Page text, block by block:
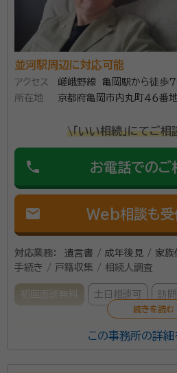
並河駅周辺に対応可能
アクセス
嵯峨野線 亀岡駅から徒歩
所在地
京都府亀岡市内丸町４６番地
\「いい相続」にてご
phone お電話でのご
mail Web相談も受
対応業務：
遺言書 / 成年後見 / 家
手続き / 戸籍収集 / 相続人調査
初回面談無料 土日相談可 訪問
はじめまして、行政書士の上村尚也と
この事務所の詳細